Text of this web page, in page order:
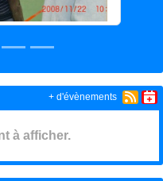
à afficher.
+ d'évènements